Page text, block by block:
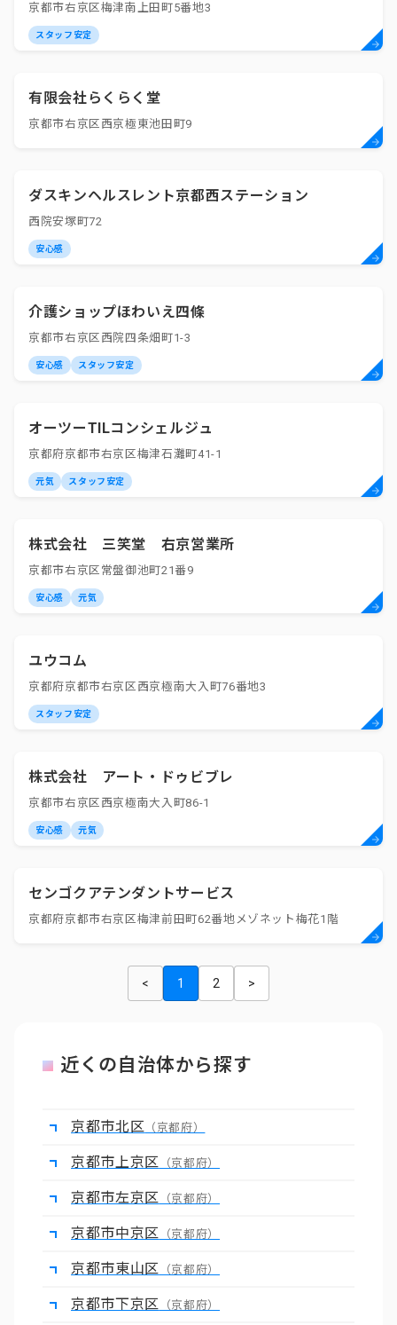
京都市右京区梅津南上田町5番地3
スタッフ安定
有限会社らくらく堂
京都市右京区西京極東池田町9
ダスキンヘルスレント京都西ステーション
西院安塚町72
安心感
介護ショップほわいえ四條
京都市右京区西院四条畑町1-3
安心感 スタッフ安定
オーツーTILコンシェルジュ
京都府京都市右京区梅津石灘町41-1
元気 スタッフ安定
株式会社 三笑堂 右京営業所
京都市右京区常盤御池町21番9
安心感 元気
ユウコム
京都府京都市右京区西京極南大入町76番地3
スタッフ安定
株式会社 アート・ドゥビブレ
京都市右京区西京極南大入町86-1
安心感 元気
センゴクアテンダントサービス
京都府京都市右京区梅津前田町62番地メゾネット梅花1階
< 1 2 >
近くの自治体から探す
京都市北区 （京都府）
京都市上京区 （京都府）
京都市左京区 （京都府）
京都市中京区 （京都府）
京都市東山区 （京都府）
京都市下京区 （京都府）